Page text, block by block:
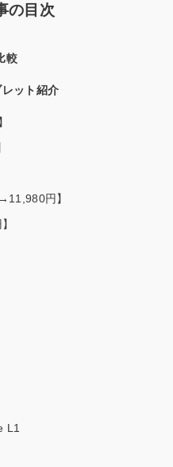
の目次
較
ット紹介
円】
L1